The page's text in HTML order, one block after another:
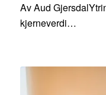
Av Aud
kjerneverdi…